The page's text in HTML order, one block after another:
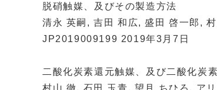
脱硝触媒、及びその製造方法
清永 英嗣, 吉田 和広, 盛田 啓一郎,
JP2019009199 2019年3月7日
二酸化炭素還元触媒、及び二酸化炭
村山 徹, 石田 玉青, 望月 ちひろ, ア